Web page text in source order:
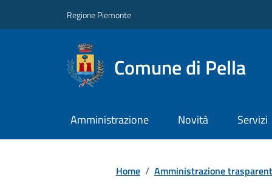
Regione Piemonte
Comune di Pella
Amministrazione Novità Servizi
Home / Amministrazione